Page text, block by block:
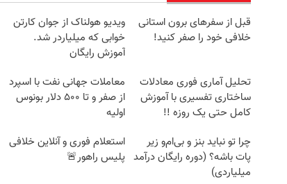
قبل از سفرهای برون استانی
خلافی خود را صفر کنید!
ویدیو هولناک از جوان کارتن
خوابی که میلیاردر شد.
آموزش رایگان
تحلیل آماری فوری معادلات
ساختاری تفسیری با آموزش
کامل حتی یک روزه !!
معاملات جهانی نفت با اسپرد
از صفر و تا ۵۰۰ دلار بونوس
اولیه
چرا تو نباید بنز و بی‌ام‌و زیر
پات باشه؟ (دوره رایگان درآمد
میلیاردی)
استعلام فوری و آنلاین خلافی
پلیس راهور🚨